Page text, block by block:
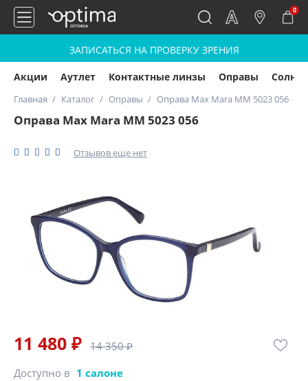
0
ЗАПИСАТЬСЯ НА ПРОВЕРКУ ЗРЕНИЯ
Акции Аутлет Контактные линзы Оправы
Главная Каталог Оправы Оправа Max Mara MM 5023 056
Оправа Max Mara MM 5023 056
Отзывов еще нет
11 480 ₽ 14 350 ₽
Доступно в 1 салоне